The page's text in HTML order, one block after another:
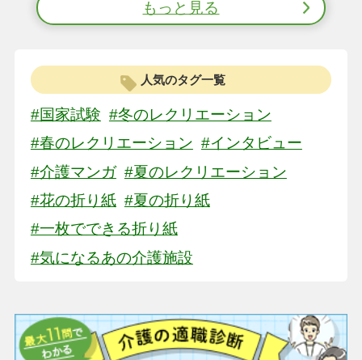
もっと見る
人気のタグ一覧
#国家試験 #冬のレクリエーション
#春のレクリエーション #インタビュー
#介護マンガ #夏のレクリエーション
#花の折り紙 #夏の折り紙
#一枚でできる折り紙
#気になるあの介護施設